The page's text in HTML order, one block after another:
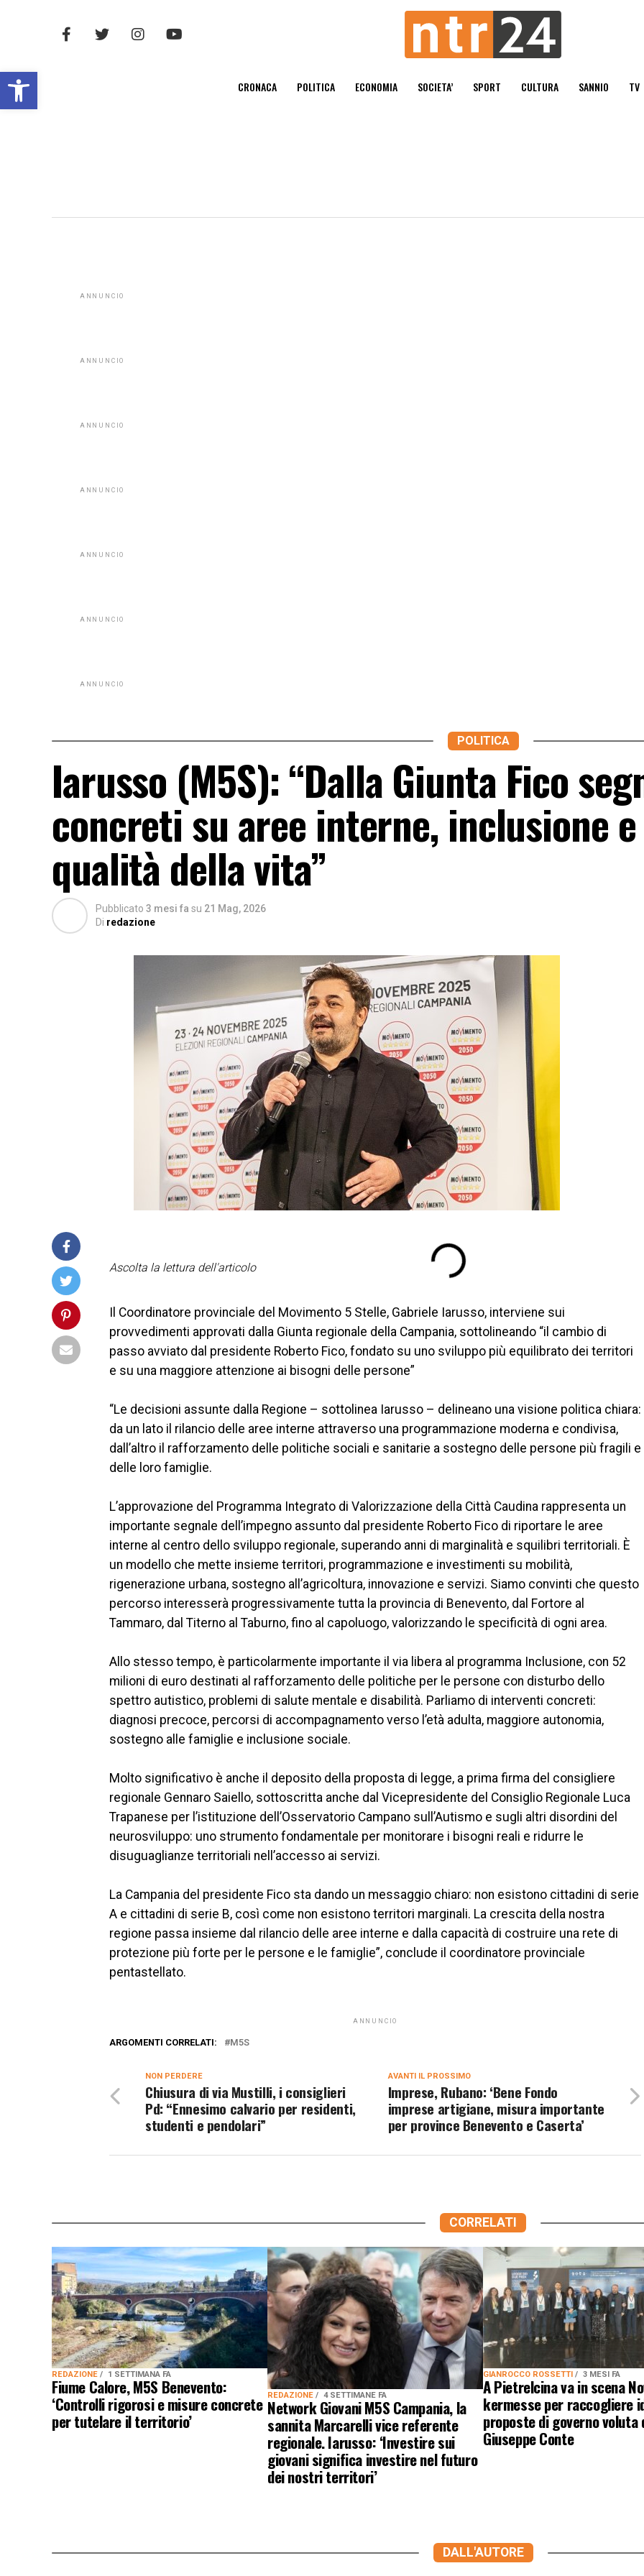
Open toolbar CRONACA POLITICA ECONOMIA SOCIETA’ SPORT CULTURA SANNIO TV
ANNUNCIO
ANNUNCIO
ANNUNCIO
ANNUNCIO
ANNUNCIO
ANNUNCIO
ANNUNCIO
POLITICA
Iarusso (M5S): “Dalla Giunta Fico
concreti su aree interne, inclusione e
qualità della vita”
Pubblicato 3 mesi fa su 21 Mag, 2026
Di redazione
Ascolta la lettura dell'articolo
Il Coordinatore provinciale del Movimento 5 Stelle, Gabriele Iarusso, interviene sui
provvedimenti approvati dalla Giunta regionale della Campania, sottolineando “il cambio di
passo avviato dal presidente Roberto Fico, fondato su uno sviluppo più equilibrato dei territori
e su una maggiore attenzione ai bisogni delle persone”
“Le decisioni assunte dalla Regione – sottolinea Iarusso – delineano una visione politica chiara:
da un lato il rilancio delle aree interne attraverso una programmazione moderna e condivisa,
dall’altro il rafforzamento delle politiche sociali e sanitarie a sostegno delle persone più fragili e
delle loro famiglie.
L’approvazione del Programma Integrato di Valorizzazione della Città Caudina rappresenta un
importante segnale dell’impegno assunto dal presidente Roberto Fico di riportare le aree
interne al centro dello sviluppo regionale, superando anni di marginalità e squilibri territoriali. È
un modello che mette insieme territori, programmazione e investimenti su mobilità,
rigenerazione urbana, sostegno all’agricoltura, innovazione e servizi. Siamo convinti che questo
percorso interesserà progressivamente tutta la provincia di Benevento, dal Fortore al
Tammaro, dal Titerno al Taburno, fino al capoluogo, valorizzando le specificità di ogni area.
Allo stesso tempo, è particolarmente importante il via libera al programma Inclusione, con 52
milioni di euro destinati al rafforzamento delle politiche per le persone con disturbo dello
spettro autistico, problemi di salute mentale e disabilità. Parliamo di interventi concreti:
diagnosi precoce, percorsi di accompagnamento verso l’età adulta, maggiore autonomia,
sostegno alle famiglie e inclusione sociale.
Molto significativo è anche il deposito della proposta di legge, a prima firma del consigliere
regionale Gennaro Saiello, sottoscritta anche dal Vicepresidente del Consiglio Regionale Luca
Trapanese per l’istituzione dell’Osservatorio Campano sull’Autismo e sugli altri disordini del
neurosviluppo: uno strumento fondamentale per monitorare i bisogni reali e ridurre le
disuguaglianze territoriali nell’accesso ai servizi.
La Campania del presidente Fico sta dando un messaggio chiaro: non esistono cittadini di serie
A e cittadini di serie B, così come non esistono territori marginali. La crescita della nostra
regione passa insieme dal rilancio delle aree interne e dalla capacità di costruire una rete di
protezione più forte per le persone e le famiglie”, conclude il coordinatore provinciale
pentastellato.
ANNUNCIO
ARGOMENTI CORRELATI: M5S
AVANTI IL ​​PROSSIMO
Imprese, Rubano: ‘Bene Fondo
imprese artigiane, misura importante
per province Benevento e Caserta’
NON PERDERE
Chiusura di via Mustilli, i consiglieri
Pd: “Ennesimo calvario per residenti,
studenti e pendolari”
CORRELATI
REDAZIONE 1 SETTIMANA FA
Fiume Calore, M5S Benevento:
‘Controlli rigorosi e misure concrete
per tutelare il territorio’
REDAZIONE 4 SETTIMANE FA
Network Giovani M5S Campania, la
sannita Marcarelli vice referente
regionale. Iarusso: ‘Investire sui
giovani significa investire nel futuro
dei nostri territori’
GIANROCCO ROSSETTI 3 MESI FA
A Pietrelcina va in scena
kermesse per raccogliere
proposte di governo voluta
Giuseppe Conte
DALL'AUTORE